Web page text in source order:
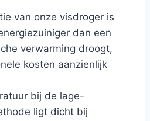
van onze visdroger is
dan een
verwarming droogt,
kosten aanzienlijk
bij de lage-
ligt dicht bij